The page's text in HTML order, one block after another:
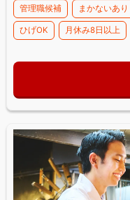
管理職候補 まかないあり
ひげOK 月休み8日以上